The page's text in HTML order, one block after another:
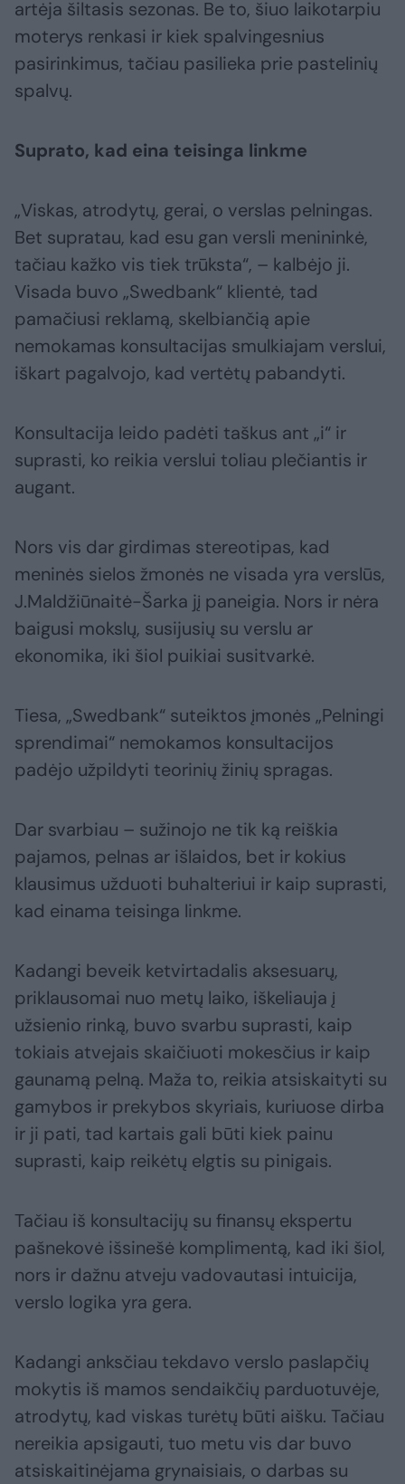
artėja šiltasis sezonas. Be to, šiuo laikotarpiu
moterys renkasi ir kiek spalvingesnius
pasirinkimus, tačiau pasilieka prie pastelinių
spalvų.
Suprato, kad eina teisinga linkme
„Viskas, atrodytų, gerai, o verslas pelningas.
Bet supratau, kad esu gan versli menininkė,
tačiau kažko vis tiek trūksta“, – kalbėjo ji.
Visada buvo „Swedbank“ klientė, tad
pamačiusi reklamą, skelbiančią apie
nemokamas konsultacijas smulkiajam verslui,
iškart pagalvojo, kad vertėtų pabandyti.
Konsultacija leido padėti taškus ant „i“ ir
suprasti, ko reikia verslui toliau plečiantis ir
augant.
Nors vis dar girdimas stereotipas, kad
meninės sielos žmonės ne visada yra verslūs,
J.Maldžiūnaitė-Šarka jį paneigia. Nors ir nėra
baigusi mokslų, susijusių su verslu ar
ekonomika, iki šiol puikiai susitvarkė.
Tiesa, „Swedbank“ suteiktos įmonės „Pelningi
sprendimai“ nemokamos konsultacijos
padėjo užpildyti teorinių žinių spragas.
Dar svarbiau – sužinojo ne tik ką reiškia
pajamos, pelnas ar išlaidos, bet ir kokius
klausimus užduoti buhalteriui ir kaip suprasti,
kad einama teisinga linkme.
Kadangi beveik ketvirtadalis aksesuarų,
priklausomai nuo metų laiko, iškeliauja į
užsienio rinką, buvo svarbu suprasti, kaip
tokiais atvejais skaičiuoti mokesčius ir kaip
gaunamą pelną. Maža to, reikia atsiskaityti su
gamybos ir prekybos skyriais, kuriuose dirba
ir ji pati, tad kartais gali būti kiek painu
suprasti, kaip reikėtų elgtis su pinigais.
Tačiau iš konsultacijų su finansų ekspertu
pašnekovė išsinešė komplimentą, kad iki šiol,
nors ir dažnu atveju vadovautasi intuicija,
verslo logika yra gera.
Kadangi anksčiau tekdavo verslo paslapčių
mokytis iš mamos sendaikčių parduotuvėje,
atrodytų, kad viskas turėtų būti aišku. Tačiau
nereikia apsigauti, tuo metu vis dar buvo
atsiskaitinėjama grynaisiais, o darbas su